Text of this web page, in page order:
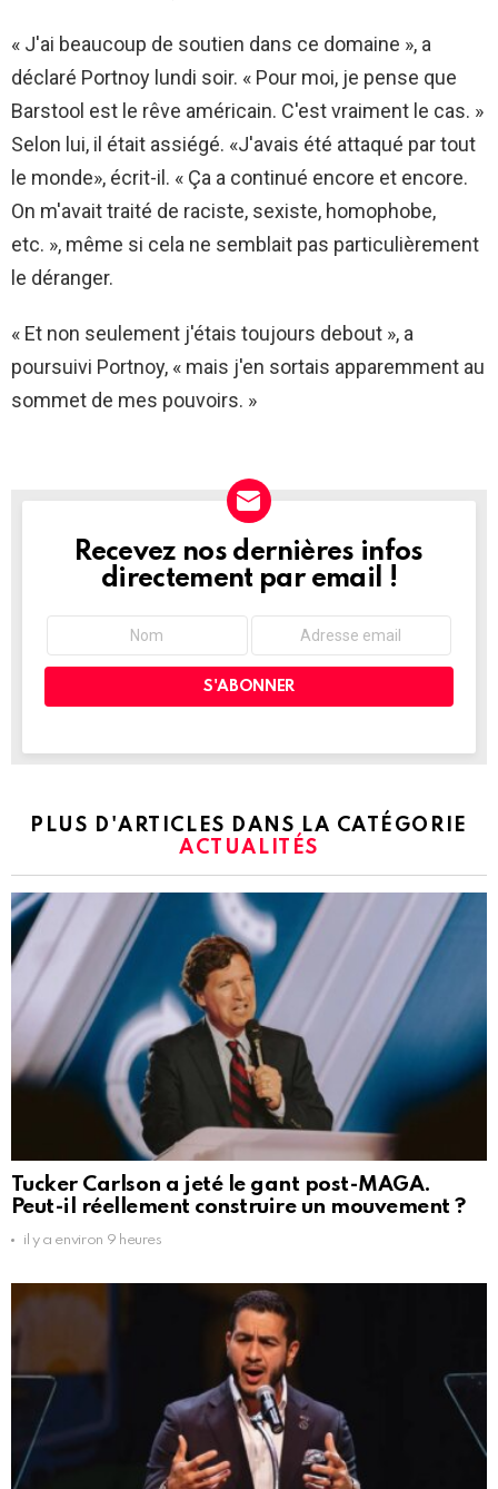
« J'ai beaucoup de soutien dans ce domaine », a
déclaré Portnoy lundi soir. « Pour moi, je pense que
Barstool est le rêve américain. C'est vraiment le cas. »
Selon lui, il était assiégé. «J'avais été attaqué par tout
le monde», écrit-il. « Ça a continué encore et encore.
On m'avait traité de raciste, sexiste, homophobe,
etc. », même si cela ne semblait pas particulièrement
le déranger.
« Et non seulement j'étais toujours debout », a
poursuivi Portnoy, « mais j'en sortais apparemment au
sommet de mes pouvoirs. »
NEWSLETTER
Recevez nos dernières infos
directement par email !
PLUS D'ARTICLES DANS LA CATÉGORIE
ACTUALITÉS
Tucker Carlson a jeté le gant post-MAGA.
Peut-il réellement construire un mouvement ?
il y a environ 9 heures